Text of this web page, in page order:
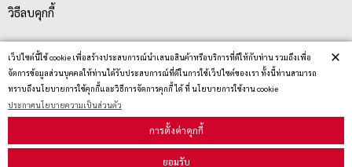
เว็ปไซต์นี้ใช้ cookie เพื่อสร้างประสบการณ์นำเสนอสินค้าหรือบริการที่ดีให้กับท่าน รวมถึงเพื่อ
จัดการข้อมูลส่วนบุคคลให้ท่านได้รับประสบการณ์ที่ดีในการใช้เว็ปไซต์ของเรา ทั้งนี้ท่านสามารถ
ทราบถึงนโยบายการใช้คุกกี้และวิธีการจัดการคุกกี้ ได้ ที่ นโยบายการใช้งาน cookie
ประกาศนโยบายความเป็นส่วนตัว
การตั้งค่าคุกกี้
ยอมรับ
×
วิธีลบคุกกี้
สมัครรับข่าวสาร
รับข่าวสาร